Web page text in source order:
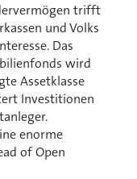
trifft
und Volks
Das
wird
Assetklasse
Investitionen
enorme
of Open